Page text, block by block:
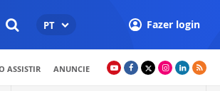
PT Fazer login
ASSISTIR ANUNCIE